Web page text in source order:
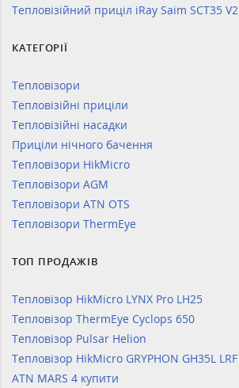
Тепловізійний приціл iRay Saim SCT35 V2
КАТЕГОРІЇ
Тепловізори
Тепловізійні приціли
Тепловізійні насадки
Приціли нічного бачення
Тепловізори HikMicro
Тепловізори AGM
Тепловізори ATN OTS
Тепловізори ThermEye
ТОП ПРОДАЖІВ
Тепловізор HikMicro LYNX Pro LH25
Тепловізор ThermEye Cyclops 650
Тепловізор Pulsar Helion
Тепловізор HikMicro GRYPHON GH35L LRF
ATN MARS 4 купити